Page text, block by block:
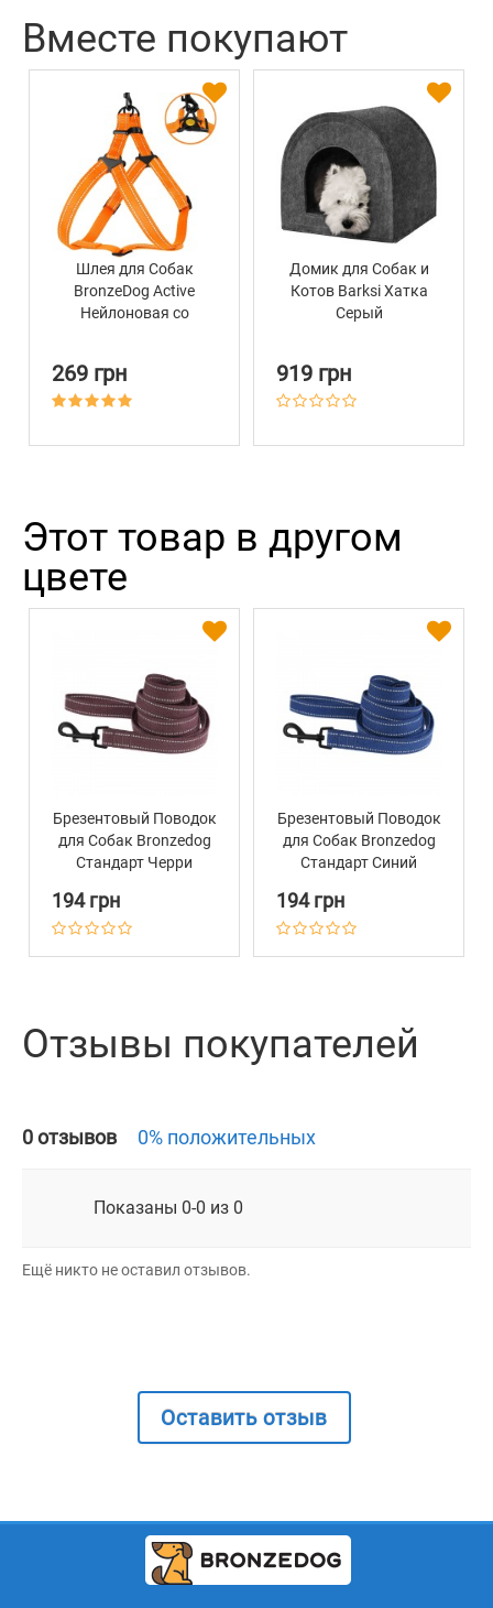
Вместе покупают
Шлея для Собак
BronzeDog Active
Нейлоновая со
269 грн
Домик для Собак и
Котов Barksi Хатка
Серый
919 грн
Этот товар в другом
цвете
Брезентовый Поводок
для Собак Bronzedog
Стандарт Черри
194 грн
Брезентовый Поводок
для Собак Bronzedog
Стандарт Синий
194 грн
Отзывы покупателей
0 отзывов 0% положительных
Показаны 0-0 из 0
Ещё никто не оставил отзывов.
Оставить отзыв